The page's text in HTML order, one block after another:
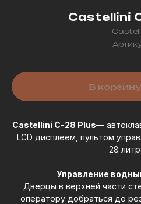
Castellini
В корзину
Castellini C-28 Plus—
LCD дисплеем, пультом
28
Управление
Дверцы в верхней части
оператору добраться до